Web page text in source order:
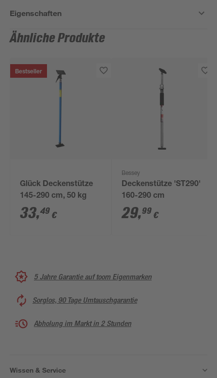
Eigenschaften
Ähnliche Produkte
Bestseller
Glück Deckenstütze
145-290 cm, 50 kg
33,49 €
Bessey
Deckenstütze 'ST290'
160-290 cm
29,99 €
5 Jahre Garantie auf toom Eigenmarken
Sorglos, 90 Tage Umtauschgarantie
Abholung im Markt in 2 Stunden
Wissen & Service